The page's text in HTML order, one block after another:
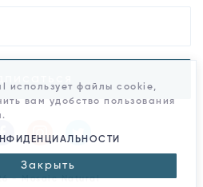
- Mosaic Natural
использует файлы cookie,
вам удобство пользования
Закрыть